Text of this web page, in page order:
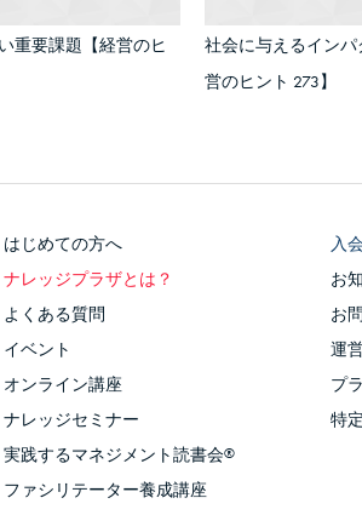
重要課題【経営のヒ
社会に与えるイン
営のヒント 273】
はじめての方へ
ナレッジプラザとは？
よくある質問
イベント
オンライン講座
ナレッジセミナー
実践するマネジメント読書会®
ファシリテーター養成講座
入
お
お
運
プ
特